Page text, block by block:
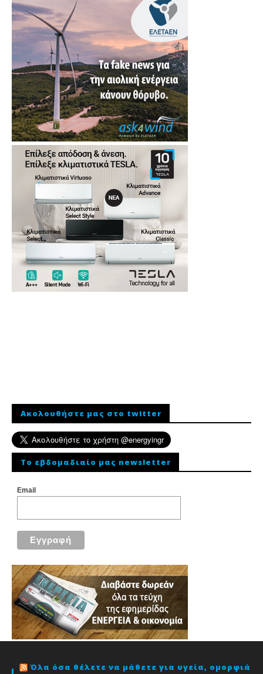
Ακολουθήστε μας στο twitter
To εβδομαδιαίο μας newsletter
Email
Όλα όσα θέλετε να μάθετε για υγεία, ομορφιά